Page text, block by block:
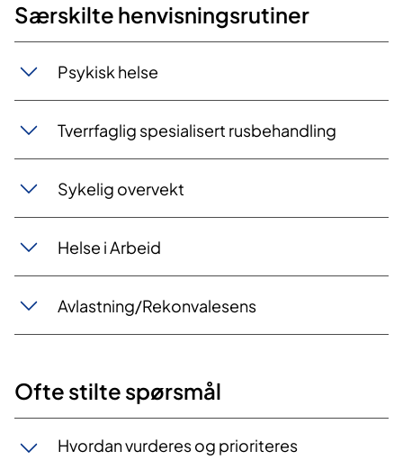
Særskilte henvisningsrutiner​
Psykisk helse
Tverrfaglig spesialisert rusbehandling
Sykelig overvekt
Helse i Arbeid
Avlastning/Rekonvalesens
Ofte stilte spørsmål​
Hvordan vurderes og prioriteres